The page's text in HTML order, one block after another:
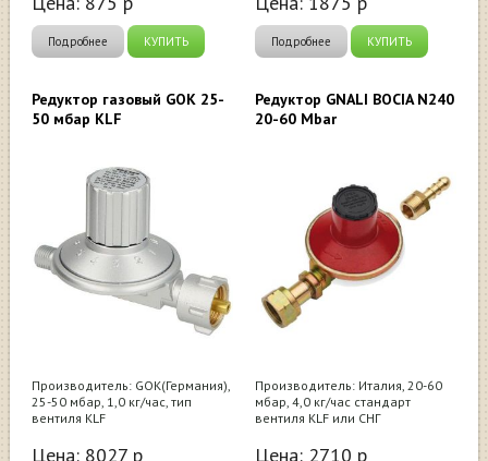
Подробнее КУПИТЬ Подробнее КУПИТЬ
Редуктор газовый GOK 25-
50 мбар KLF
Производитель: GOK(Германия),
25-50 мбар, 1,0 кг/час, тип
вентиля KLF
Цена: 8027 р
Редуктор GNALI BOCIA N240
20-60 Mbar
Производитель: Италия, 20-60
мбар, 4,0 кг/час стандарт
вентиля KLF или СНГ
Цена: 2710 р